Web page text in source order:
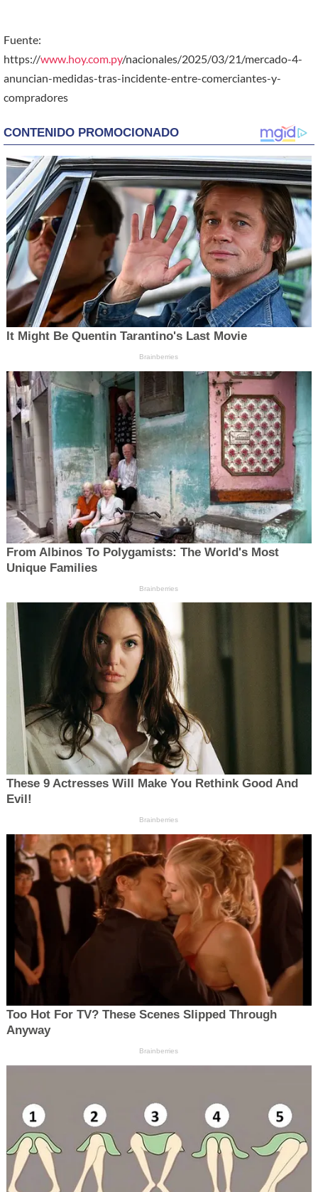
Fuente:
https://www.hoy.com.py/nacionales/2025/03/21/mercado-4-
anuncian-medidas-tras-incidente-entre-comerciantes-y-
compradores